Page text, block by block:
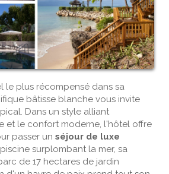
le plus récompensé dans sa
bâtisse blanche vous invite
Dans un style alliant
et le confort moderne, l'hôtel offre
passer un séjour de luxe
surplombant la mer, sa
de 17 hectares de jardin